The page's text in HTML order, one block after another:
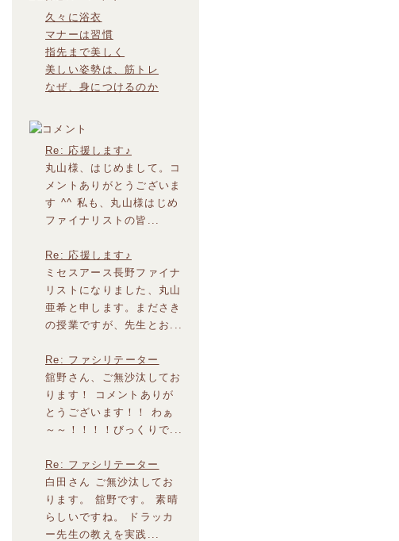
久々に浴衣
マナーは習慣
指先まで美しく
美しい姿勢は、筋トレ
なぜ、身につけるのか
Re: 応援します♪
丸山様、はじめまして。コ
メントありがとうございま
す ^^ 私も、丸山様はじめ
ファイナリストの皆...
Re: 応援します♪
ミセスアース長野ファイナ
リストになりました、丸山
亜希と申します。まださき
の授業ですが、先生とお...
Re: ファシリテーター
舘野さん、ご無沙汰してお
ります！ コメントありが
とうございます！！ わぁ
～～！！！！びっくりで...
Re: ファシリテーター
白田さん ご無沙汰してお
ります。 舘野です。 素晴
らしいですね。 ドラッカ
ー先生の教えを実践...